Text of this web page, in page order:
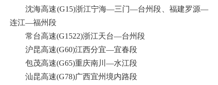
沈海高速(G15)浙江宁海—三门—台州段、福建罗源—
连江—福州段
常台高速(G1522)浙江天台—台州段
沪昆高速(G60)江西分宜—宜春段
包茂高速(G65)重庆南川—水江段
汕昆高速(G78)广西宜州境内路段